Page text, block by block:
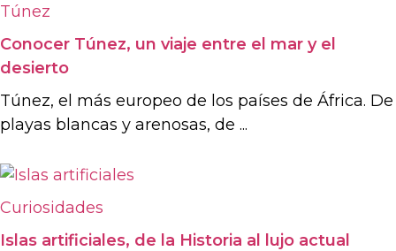
Túnez
Conocer Túnez, un viaje entre el mar y el
desierto
Túnez, el más europeo de los países de África. De
playas blancas y arenosas, de ...
Curiosidades
Islas artificiales, de la Historia al lujo actual